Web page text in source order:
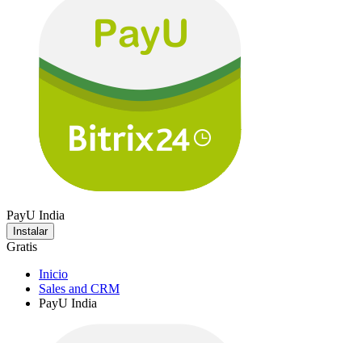
PayU India
Instalar
Gratis
Inicio
Sales and CRM
PayU India